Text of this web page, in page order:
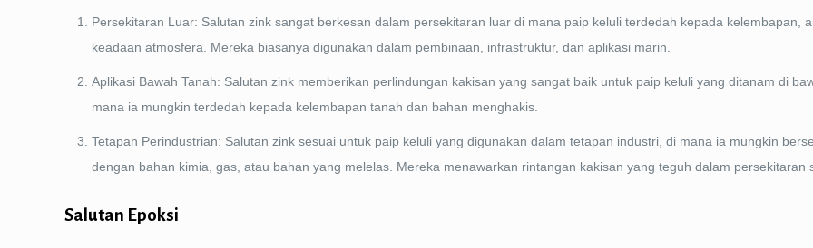
Persekitaran Luar: Salutan zink sangat berkesan dalam persekitaran luar di mana paip keluli terdedah kepada kelembapan,
keadaan atmosfera. Mereka biasanya digunakan dalam pembinaan, infrastruktur, dan aplikasi marin.
Aplikasi Bawah Tanah: Salutan zink memberikan perlindungan kakisan yang sangat baik untuk paip keluli yang ditanam di
mana ia mungkin terdedah kepada kelembapan tanah dan bahan menghakis.
Tetapan Perindustrian: Salutan zink sesuai untuk paip keluli yang digunakan dalam tetapan industri, di mana ia mungkin
dengan bahan kimia, gas, atau bahan yang melelas. Mereka menawarkan rintangan kakisan yang teguh dalam persekitaran
Salutan Epoksi